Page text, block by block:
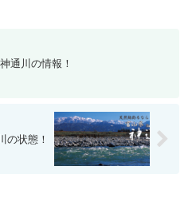
通川の情報！
の状態！